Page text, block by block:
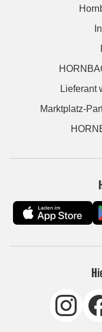
Lieferant
Marktplatz-